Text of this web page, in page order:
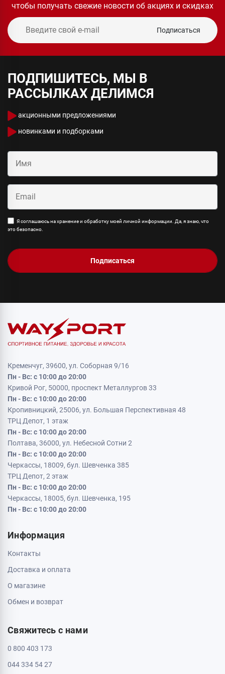
чтобы получать свежие новости об акциях и скидках
Подписаться
ПОДПИШИТЕСЬ, МЫ В
РАССЫЛКАХ ДЕЛИМСЯ
акционными предложениями
новинками и подборками
Я соглашаюсь на хранение и обработку моей личной информации. Да, я знаю, что
это безопасно.
Подписаться
Кременчуг, 39600, ул. Соборная 9/16
Пн - Вс: с 10:00 до 20:00
Кривой Рог, 50000, проспект Металлургов 33
Кропивницкий, 25006, ул. Большая Перспективная 48
Полтава, 36000, ул. Небесной Сотни 2
Пн - Вс: с 10:00 до 20:00
ТРЦ Депот, 2 этаж
Черкассы, 18005, бул. Шевченка, 195
Информация